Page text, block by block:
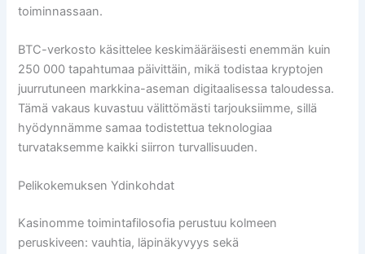
toiminnassaan.
BTC-verkosto käsittelee keskimääräisesti enemmän kuin
250 000 tapahtumaa päivittäin, mikä todistaa kryptojen
juurrutuneen markkina-aseman digitaalisessa taloudessa.
Tämä vakaus kuvastuu välittömästi tarjouksiimme, sillä
hyödynnämme samaa todistettua teknologiaa
turvataksemme kaikki siirron turvallisuuden.
Pelikokemuksen Ydinkohdat
Kasinomme toimintafilosofia perustuu kolmeen
peruskiveen: vauhtia, läpinäkyvyys sekä